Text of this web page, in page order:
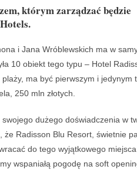
którym zarządzać będzie
i Jana Wróblewskich ma w
10 obiekt tego typu – Hotel
ma być pierwszym i jedynym
250 mln złotych.
dużego doświadczenia w
że Radisson Blu Resort, świetnie
do tego wyjątkowego
wspaniałą pogodę na soft